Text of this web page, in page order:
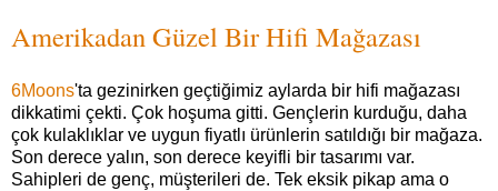
Amerikadan Güzel Bir Hifi Mağazası
6Moons'ta gezinirken geçtiğimiz aylarda bir hifi mağazası
dikkatimi çekti. Çok hoşuma gitti. Gençlerin kurduğu, daha
çok kulaklıklar ve uygun fiyatlı ürünlerin satıldığı bir mağaza.
Son derece yalın, son derece keyifli bir tasarımı var.
Sahipleri de genç, müşterileri de. Tek eksik pikap ama o